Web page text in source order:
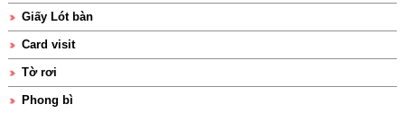
Giấy Lót bàn
Card visit
Tờ rơi
Phong bì